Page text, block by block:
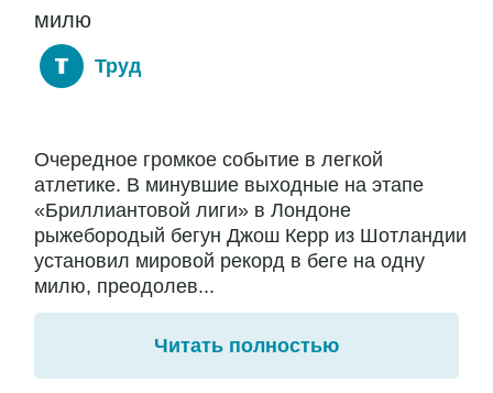
милю
Труд
Очередное громкое событие в легкой
атлетике. В минувшие выходные на этапе
«Бриллиантовой лиги» в Лондоне
рыжебородый бегун Джош Керр из Шотландии
установил мировой рекорд в беге на одну
милю, преодолев...
Читать полностью